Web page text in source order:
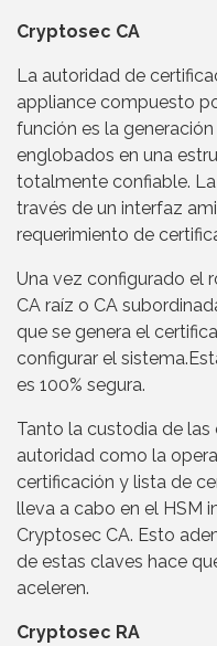
Cryptosec CA
La autoridad de
appliance compuesto
función es la
englobados en una
totalmente confiable.
través de un interfaz
requerimiento de
Una vez configurado el
CA raíz o CA
que se genera el
configurar el
es 100% segura.
Tanto la custodia de
autoridad como la
certificación y lista de
lleva a cabo en el HSM
Cryptosec CA. Esto
de estas claves hace
aceleren.
Cryptosec RA